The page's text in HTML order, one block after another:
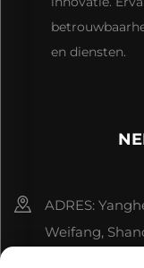
en diensten.
ADRES:
Weifang,